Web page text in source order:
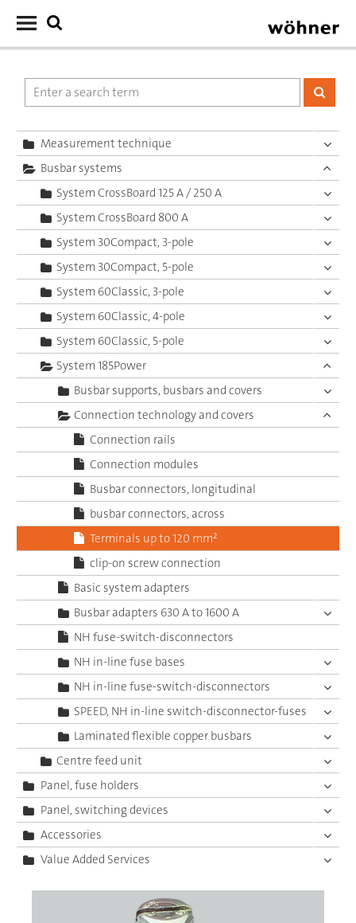
Measurement technique
Busbar systems
System CrossBoard 125 A / 250 A
System CrossBoard 800 A
System 30Compact, 3-pole
System 30Compact, 5-pole
System 60Classic, 3-pole
System 60Classic, 4-pole
System 60Classic, 5-pole
System 185Power
Busbar supports, busbars and covers
Connection technology and covers
Connection rails
Connection modules
Busbar connectors, longitudinal
busbar connectors, across
Terminals up to 120 mm²
clip-on screw connection
Basic system adapters
Busbar adapters 630 A to 1600 A
NH fuse-switch-disconnectors
NH in-line fuse bases
NH in-line fuse-switch-disconnectors
SPEED, NH in-line switch-disconnector-fuses
Laminated flexible copper busbars
Centre feed unit
Panel, fuse holders
Panel, switching devices
Accessories
Value Added Services